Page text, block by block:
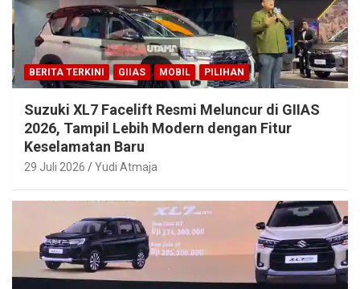
BERITA TERKINI GIIAS MOBIL PILIHAN
Suzuki XL7 Facelift Resmi Meluncur di GIIAS
2026, Tampil Lebih Modern dengan Fitur
Keselamatan Baru
29 Juli 2026 Yudi Atmaja